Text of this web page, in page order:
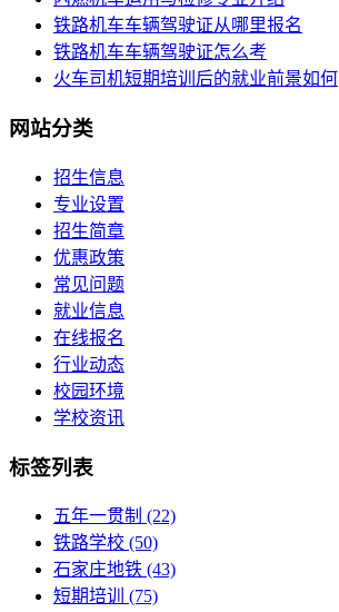
铁路机车车辆驾驶证从哪里报名
铁路机车车辆驾驶证怎么考
火车司机短期培训后的就业前景如何
网站分类
招生信息
专业设置
招生简章
优惠政策
常见问题
就业信息
在线报名
行业动态
校园环境
学校资讯
标签列表
五年一贯制 (22)
铁路学校 (50)
石家庄地铁 (43)
短期培训
(75)